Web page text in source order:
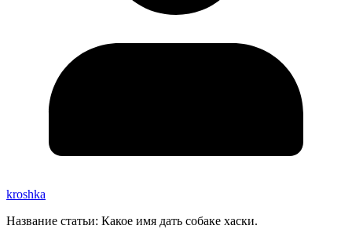
kroshka
Название статьи: Какое имя дать собаке хаски.